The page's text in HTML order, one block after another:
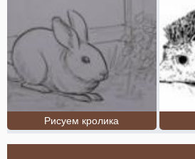
Рисуем кролика